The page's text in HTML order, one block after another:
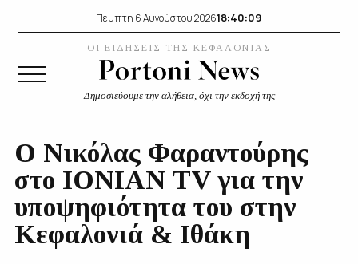
Πέμπτη 6 Αυγούστου 202618:40:09
ΟΙ ΕΙΔΗΣΕΙΣ ΤΗΣ ΚΕΦΑΛΟΝΙΑΣ
Δημοσιεύουμε την αλήθεια, όχι την εκδοχή της
Ο Νικόλας Φαραντούρης
στο IΟΝΙΑΝ TV για την
υποψηφιότητα του στην
Κεφαλονιά & Ιθάκη